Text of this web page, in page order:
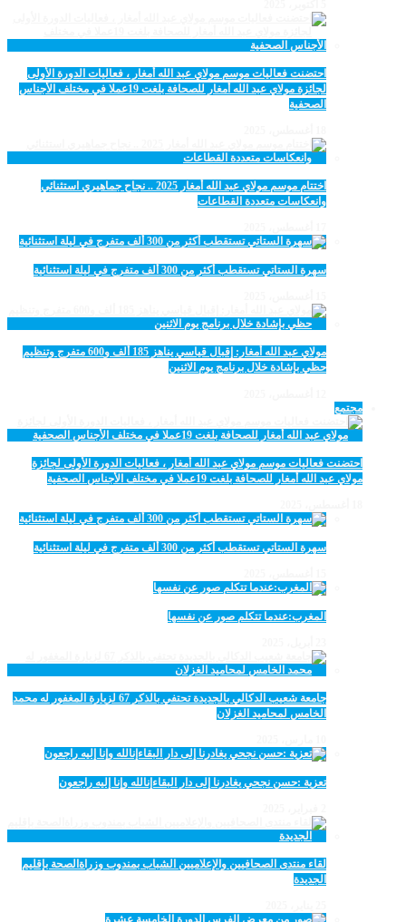
احتضنت فعاليات موسم مولاي عبد الله أمغار ، فعاليات الدورة الأولى
لجائزة مولاي عبد الله أمغار للصحافة بلغت 19عملا في مختلف الأجناس
الصحفية
اختتام موسم مولاي عبد الله أمغار 2025 .. نجاح جماهيري استثنائي
وانعكاسات متعددة القطاعات
سهرة الستاتي تستقطب أكثر من 300 ألف متفرج في ليلة استثنائية
مولاي عبد الله أمغار: إقبال قياسي يناهز 185 ألف و600 متفرج وتنظيم
حظي بإشادة خلال برنامج يوم الاثنين
مجتمع
احتضنت فعاليات موسم مولاي عبد الله أمغار ، فعاليات الدورة الأولى لجائزة
مولاي عبد الله أمغار للصحافة بلغت 19عملا في مختلف الأجناس الصحفية
سهرة الستاتي تستقطب أكثر من 300 ألف متفرج في ليلة استثنائية
المغرب:عندما تتكلم صور عن نفسها
جامعة شعيب الدكالي بالجديدة تحتفي بالذكر 67 لزيارة المغفور له محمد
الخامس لمحاميد الغزلان
تعزية :حسن نجحي يغادرنا إلى دار البقاءإنالله وإنا إليه راجعون
لقاء منتدى الصحافيين والإعلاميين الشباب بمندوب وزراةالصحة بإقليم
الجديدة